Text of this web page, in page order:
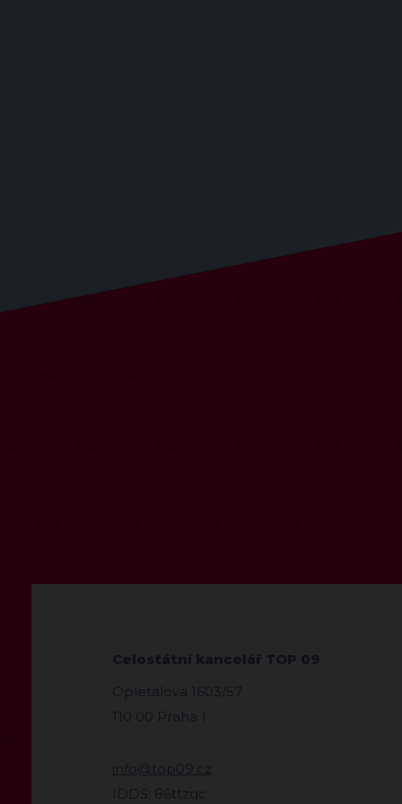
Celostátní kancelář TOP 09
Opletalova 1603/57
110 00 Praha 1
info@top09.cz
IDDS: 86ttzqc